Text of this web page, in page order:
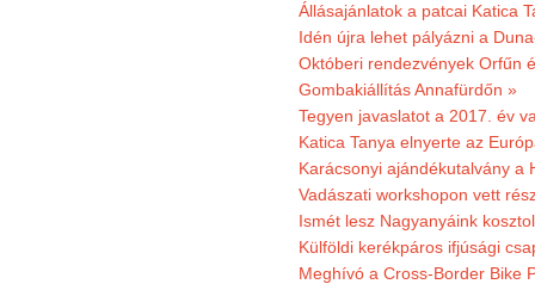
Állásajánlatok a patcai Katica
Idén újra lehet pályázni a
Októberi rendezvények Orfűn
Gombakiállítás Annafürdőn »
Tegyen javaslatot a 2017. év
Katica Tanya elnyerte az
Karácsonyi ajándékutalvány a
Vadászati workshopon vett
Ismét lesz Nagyanyáink
Külföldi kerékpáros ifjúsági
Meghívó a Cross-Border Bike